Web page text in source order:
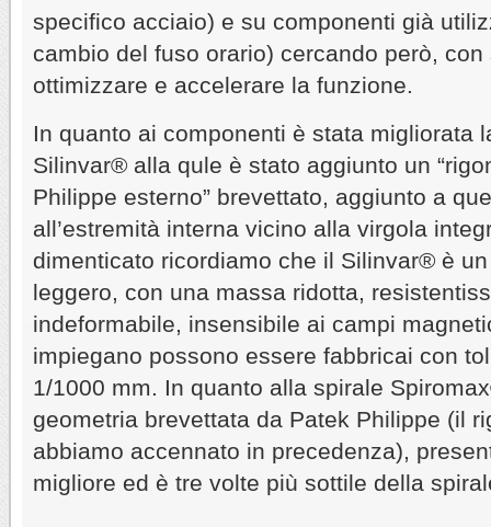
specifico acciaio) e su componenti già
cambio del fuso orario) cercando però,
ottimizzare e accelerare la funzione.
In quanto ai componenti è stata migliorata
Silinvar® alla qule è stato aggiunto un
Philippe esterno” brevettato, aggiunto a
all’estremità interna vicino alla virgola
dimenticato ricordiamo che il Silinvar® è
leggero, con una massa ridotta,
indeformabile, insensibile ai campi
impiegano possono essere fabbricai con
1/1000 mm. In quanto alla spirale
geometria brevettata da Patek Philippe (il
abbiamo accennato in precedenza),
migliore ed è tre volte più sottile della